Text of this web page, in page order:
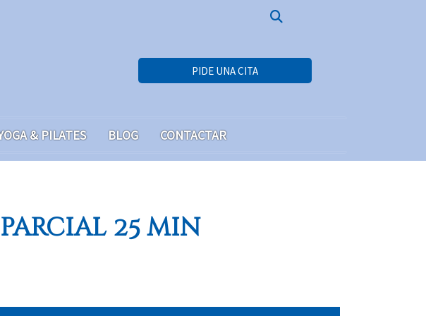
PIDE UNA CITA
& PILATES BLOG CONTACTAR
25 min